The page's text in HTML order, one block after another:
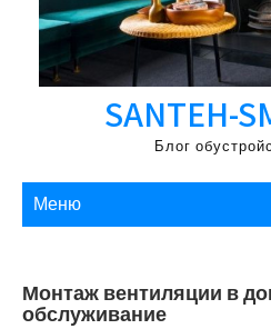
SANTEH-
Блог
Меню
Монтаж вентиляции в
обслуживание